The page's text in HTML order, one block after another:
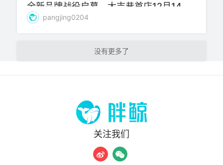
全新品牌战役启幕，大吉巷首店12月14日
盛大开业
pangjing0204
加载更多
关注我们